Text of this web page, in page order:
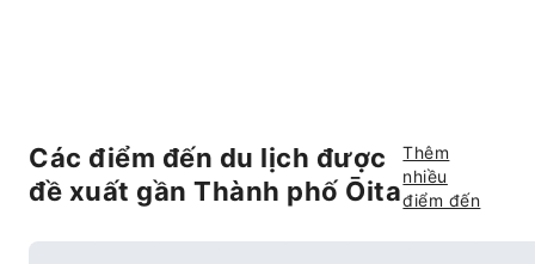
Các điểm đến du lịch được
đề xuất gần Thành phố Ōita
Thêm
nhiều
điểm đến